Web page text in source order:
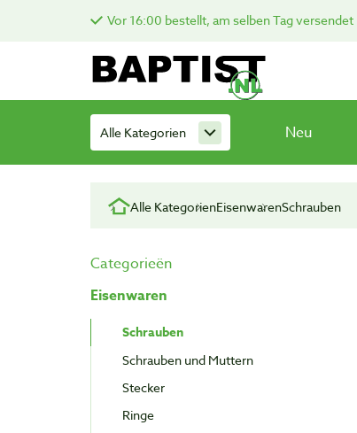
Vor 16:00 bestellt, am selben Tag versendet
Alle Kategorien Neu
Alle KategorienEisenwarenSchrauben
Categorieën
Eisenwaren
Schrauben
Schrauben und Muttern
Stecker
Ringe